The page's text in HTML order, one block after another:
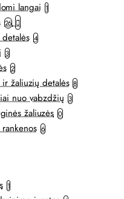
langai 1
26
4
3
2
ir žaliuzių detalės 8
nuo vabzdžių 3
žaliuzės 0
6
1